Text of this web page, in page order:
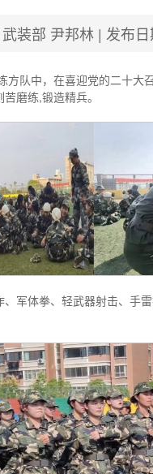
武装部 尹邦林 | 发布
方队中，在喜迎党的二十
磨练,锻造精兵。
军体拳、轻武器射击、